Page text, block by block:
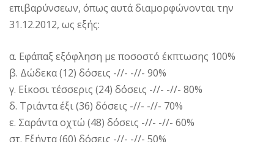
επιβαρύνσεων, όπως αυτά διαμορφώνονται την
31.12.2012, ως εξής:
α. Εφάπαξ εξόφληση με ποσοστό έκπτωσης 100%
β. Δώδεκα (12) δόσεις -//- -//- 90%
γ. Είκοσι τέσσερις (24) δόσεις -//- -//- 80%
δ. Τριάντα έξι (36) δόσεις -//- -//- 70%
ε. Σαράντα οχτώ (48) δόσεις -//- -//- 60%
στ. Εξήντα (60) δόσεις -//- -//- 50%